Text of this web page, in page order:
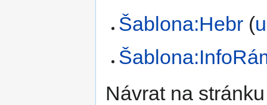
Šablona:Hebr (
Návrat na stránku